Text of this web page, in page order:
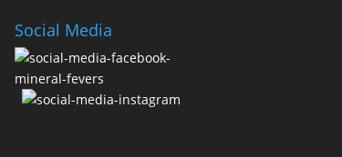
Social Media